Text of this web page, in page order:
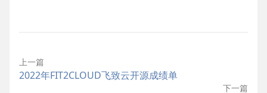
上一篇
2022年FIT2CLOUD飞致云开源成绩单
下一篇